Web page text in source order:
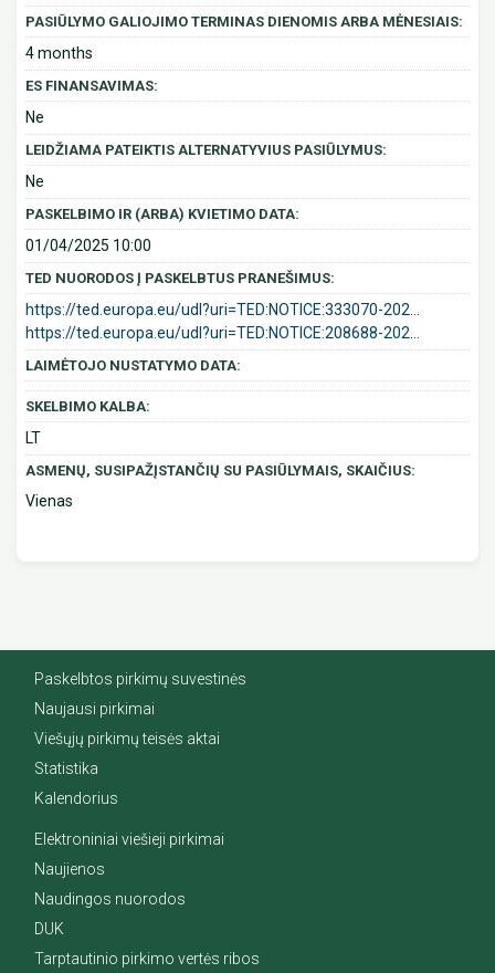
PASIŪLYMO GALIOJIMO TERMINAS DIENOMIS ARBA MĖNESIAIS:
4 months
ES FINANSAVIMAS:
Ne
LEIDŽIAMA PATEIKTIS ALTERNATYVIUS PASIŪLYMUS:
Ne
PASKELBIMO IR (ARBA) KVIETIMO DATA:
01/04/2025 10:00
TED NUORODOS Į PASKELBTUS PRANEŠIMUS:
https://ted.europa.eu/udl?uri=TED:NOTICE:333070-202...
https://ted.europa.eu/udl?uri=TED:NOTICE:208688-202...
LAIMĖTOJO NUSTATYMO DATA:
SKELBIMO KALBA:
LT
ASMENŲ, SUSIPAŽĮSTANČIŲ SU PASIŪLYMAIS, SKAIČIUS:
Vienas
Paskelbtos pirkimų suvestinės
Naujausi pirkimai
Viešųjų pirkimų teisės aktai
Statistika
Kalendorius
Elektroniniai viešieji pirkimai
Naujienos
Naudingos nuorodos
DUK
Tarptautinio pirkimo vertės ribos